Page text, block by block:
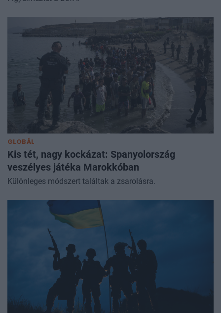
GLOBÁL
Kis tét, nagy kockázat: Spanyolország
veszélyes játéka Marokkóban
Különleges módszert találtak a zsarolásra.